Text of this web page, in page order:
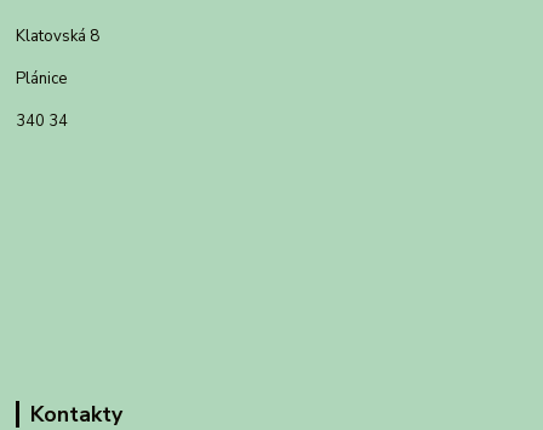
Klatovská 8
Plánice
340 34
Kontakty